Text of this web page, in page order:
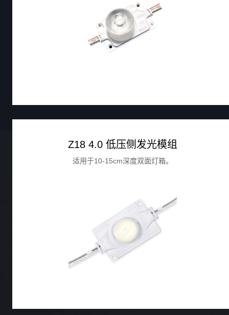
Z18 4.0 低压侧发光模组
适用于10-15cm深度双面灯箱。